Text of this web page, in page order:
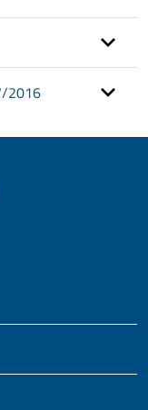
2016